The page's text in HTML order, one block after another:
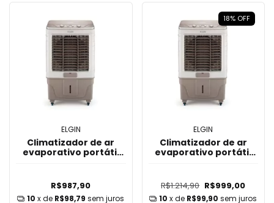
ELGIN
Climatizador de ar
evaporativo portátil
R$987,90
10 x de R$98,79 sem juros
18% OFF
ELGIN
Climatizador de ar
evaporativo portátil
R$1.214,90 R$999,00
10 x de R$99,90 sem juros